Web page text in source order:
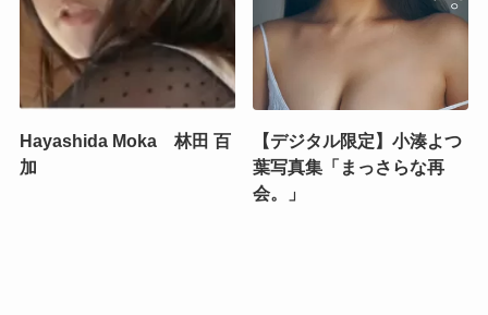
Hayashida Moka 林田 百
加
【デジタル限定】小湊よつ
葉写真集「まっさらな再
会。」